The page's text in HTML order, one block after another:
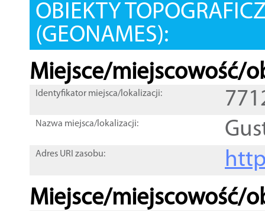
OBIEKTY
(GEONAMES):
Miejsce/miejscowość/
Identyfikator miejsca/lokalizacji:
Nazwa miejsca/lokalizacji:
Adres URI zasobu:
Miejsce/miejscowość/